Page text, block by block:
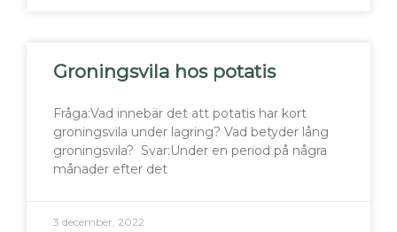
Groningsvila hos potatis
Fråga:Vad innebär det att potatis har kort
groningsvila under lagring? Vad betyder lång
groningsvila? Svar:Under en period på några
månader efter det
3 december, 2022